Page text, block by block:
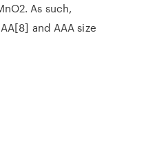
As such,
and AAA size